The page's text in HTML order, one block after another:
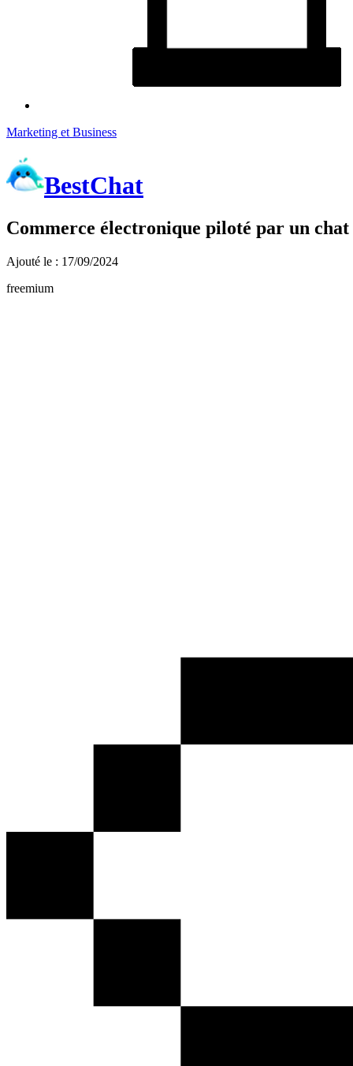
Marketing et Business
BestChat
Commerce électronique piloté par un
Ajouté le : 17/09/2024
freemium